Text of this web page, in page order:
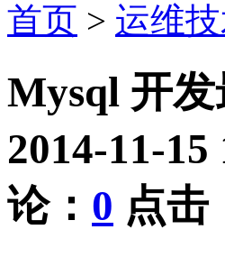
首页 > 运维
Mysql 开
2014-11-
论： 0 点击